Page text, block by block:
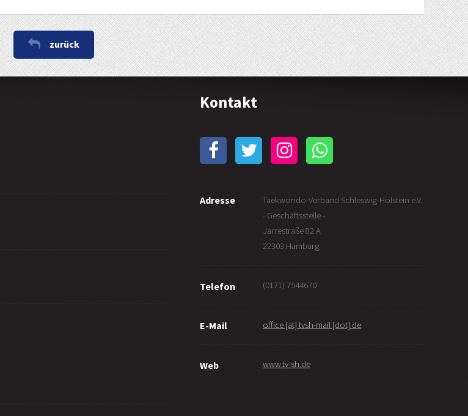
zurück
Kontakt
Adresse
Taekwondo-Verband Schleswig-Holstein e.V.
- Geschäftsstelle -
Jarrestraße 82 A
22303 Hamburg
Telefon (0171) 7544670
E-Mail office [at] tvsh-mail [dot] de
Web www.tv-sh.de